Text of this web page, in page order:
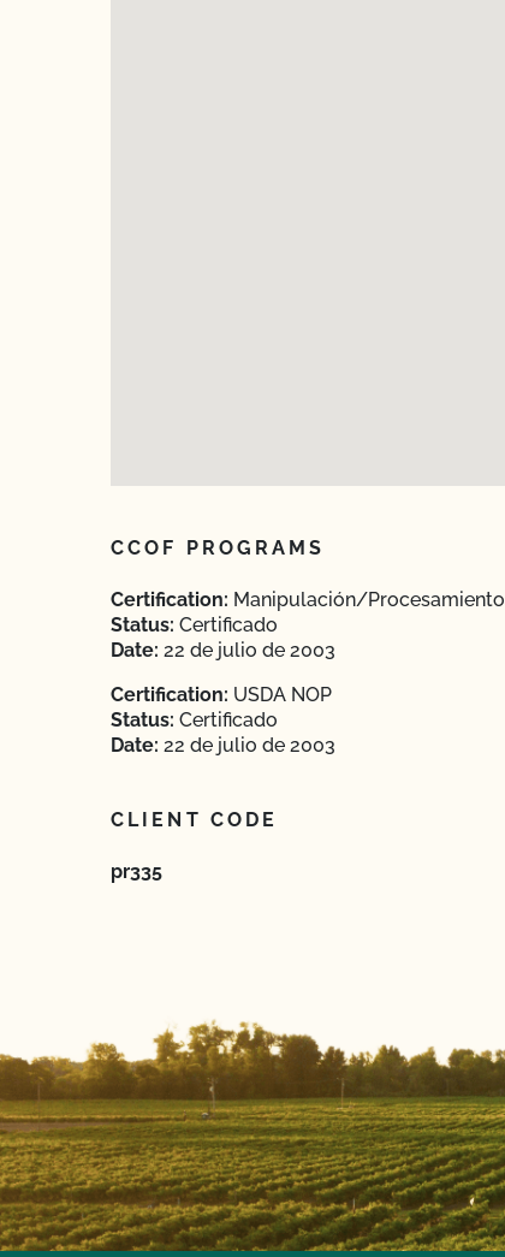
CCOF PROGRAMS
Certification: Manipulación/Procesamiento
Status: Certificado
Date: 22 de julio de 2003
Certification: USDA NOP
Status: Certificado
Date: 22 de julio de 2003
CLIENT CODE
pr335